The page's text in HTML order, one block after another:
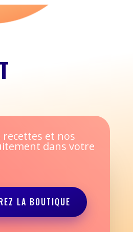
recettes et nos
dans votre
LA BOUTIQUE